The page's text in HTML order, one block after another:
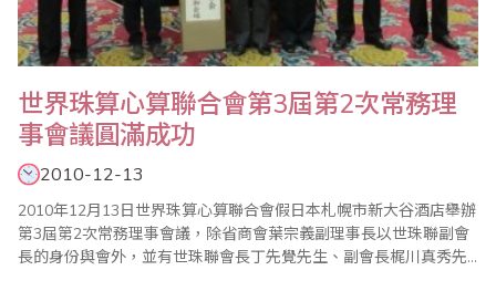
世界珠算心算聯合會第3屆第2次常務理
事會議圓滿成功
2010-12-13
2010年12月13日世界珠算心算聯合會假日本札幌市新大谷酒店舉辦
第3屆第2次常務理事會議，除省商會葉宗義副理事長以世珠聯副會
長的身份與會外，並有世珠聯會長丁先覺先生、副會長梶川真秀先